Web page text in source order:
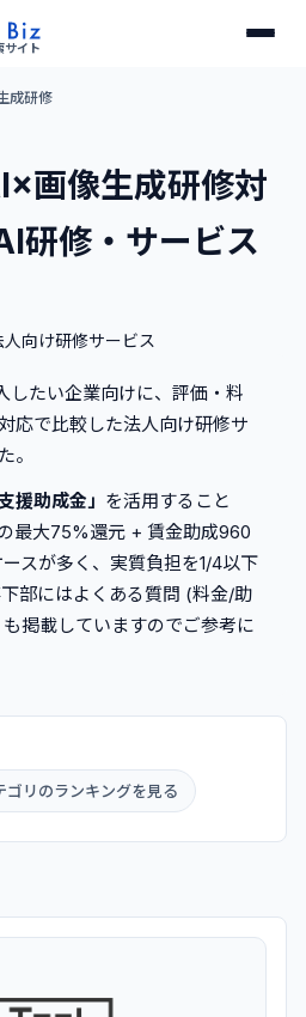
サイト
成研修
画像生成研修対
研修・サービス
向け研修サービス
したい企業向けに、評価・料
応で比較した法人向け研修サ
。
援助成金」 を活用すること
最大75%還元 + 賃金助成960
スが多く、実質負担を1/4以下
部にはよくある質問 (料金/助
掲載していますのでご参考に
ゴリのランキングを見る